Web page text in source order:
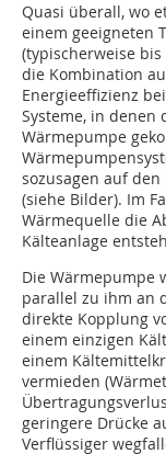
Quasi überall, wo
einem geeigneten
(typischerweise bis
die Kombination
Energieeffizienz
Systeme, in denen
Wärmepumpe
sozusagen auf
(siehe Bilder). Im
Wärmequelle die
Kälteanlage
Die Wärmepumpe
parallel zu ihm an
direkte Kopplung
einem einzigen
einem
vermieden
geringere Drücke
Verflüssiger